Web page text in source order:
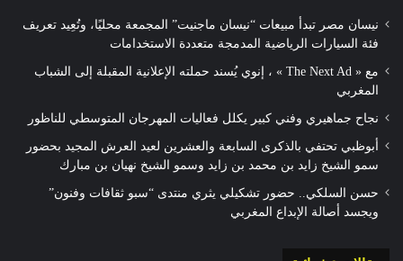
نيسان مصر تبدأ مبيعات “نيسان ماجنيت” المجمعة محليًا، وتُعِيد تعريف
فئة السيارات الرياضية المدمجة متعددة الاستخدامات
مع « The Next Ad » ، إنوي يُسند حملته الإعلانية المقبلة إلى الشباب
المغربي
نجاح جماهيري وفني كبير يكلل فعاليات المهرجان المتوسطي للناظور
أبوظبي تحتفي بالذكرى السابعة والعشرين لعيد العرش المجيد بحضور
سمو الشيخ زايد بن محمد بن زايد وسمو الشيخ نهيان بن مبارك
حسن السلكي.. حضور تشكيلي يثري منتدى “سبو ثقافات وفنون”
ويجسد أصالة الإبداع المغربي